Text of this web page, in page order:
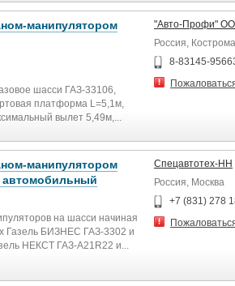
манипулятором
шасси ГАЗ-33106,
платформа L=5,1м,
вылет 5,49м,...
"Авто-Профи"
Россия, Кострома
8-83145-
манипулятором
на шасси начиная
Газель БИЗНЕС ГАЗ-3302 и
НЕКСТ ГАЗ-A21R22 и...
Спецавтотех-НН
Россия, Москва
+7 (831) 278